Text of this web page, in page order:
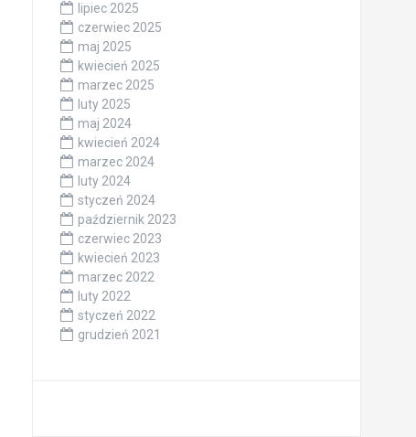
lipiec 2025
czerwiec 2025
maj 2025
kwiecień 2025
marzec 2025
luty 2025
maj 2024
kwiecień 2024
marzec 2024
luty 2024
styczeń 2024
październik 2023
czerwiec 2023
kwiecień 2023
marzec 2022
luty 2022
styczeń 2022
grudzień 2021